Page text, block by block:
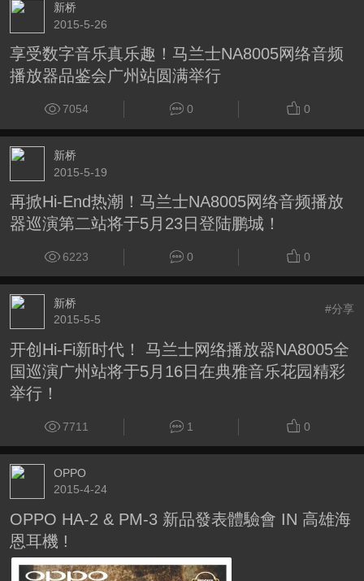
新桥
2015-5-26
享受数字音乐真乐趣！马兰士NA8005网络音频
播放器品鉴会广州站圆满举行
7054 0 0
新桥
2015-5-19
再掀Hi-End热潮！马兰士NA8005网络音频播放
器巡演第二站将于5月23日登陆鹏城！
6223 0 0
新桥
2015-5-5
#分享
开创Hi-Fi新时代！ 马兰士网络播放器NA8005全
国巡演广州站将于5月16日在典雅音乐花园精彩
举行！
7711 1 0
OPPO
2015-4-24
OPPO HA-2 & PM-3 新品發表體驗會 IN 高雄海
恩耳機 !